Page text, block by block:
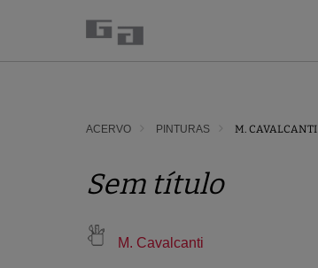
ACERVO PINTURAS M. CAVALCANTI
Sem título
M. Cavalcanti